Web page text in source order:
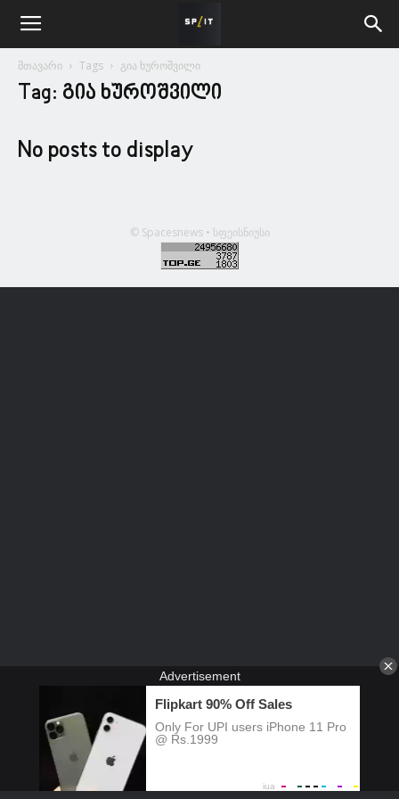
მთავარი Tags გია ხუროშვილი
Tag: გია ხუროშვილი
No posts to display
© Spacesnews • სფეისნიუსი